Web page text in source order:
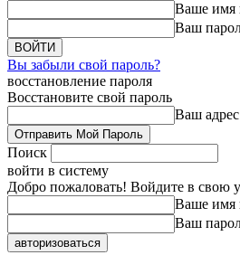
Ваше имя
Ваш
Вы забыли свой пароль?
восстановление пароля
Восстановите свой пароль
Ваш
Поиск
войти в систему
Добро пожаловать! Войдите в свою
Ваше имя
Ваш